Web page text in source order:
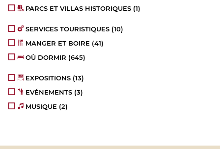
PARCS ET VILLAS HISTORIQUES (1)
SERVICES TOURISTIQUES (10)
MANGER ET BOIRE (41)
OÙ DORMIR (645)
EXPOSITIONS (13)
EVÉNEMENTS (3)
MUSIQUE (2)